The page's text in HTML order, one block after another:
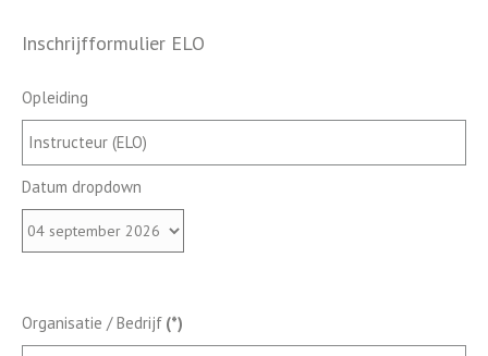
Inschrijfformulier ELO
Opleiding
Datum dropdown
Organisatie / Bedrijf (*)